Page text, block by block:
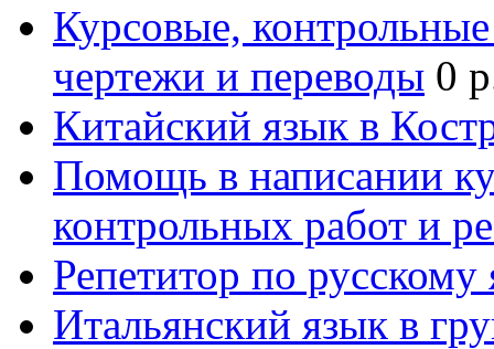
Курсовые,
чертежи и переводы 0
Китайский язык в
Помощь в написании
контрольных работ и
Репетитор по русскому
Итальянский язык в